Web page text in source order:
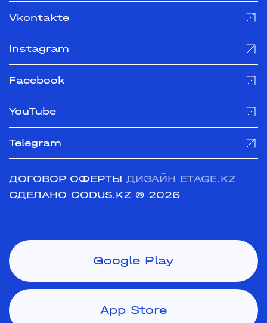
Vkontakte
Instagram
Facebook
YouTube
Telegram
ДОГОВОР ОФЕРТЫ ДИЗАЙН ETAGE.KZ
СДЕЛАНО CODUS.KZ © 2026
Google Play
App Store